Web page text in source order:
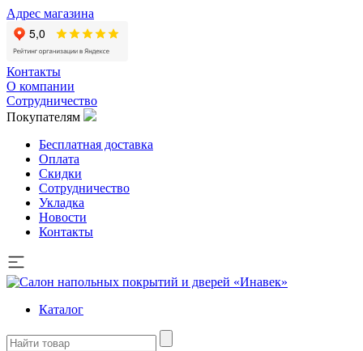
Адрес магазина
Контакты
О компании
Сотрудничество
Покупателям
Бесплатная доставка
Оплата
Скидки
Сотрудничество
Укладка
Новости
Контакты
Каталог